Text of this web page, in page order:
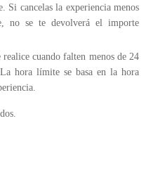
Si cancelas la experiencia menos
no se te devolverá el importe
cuando falten menos de 24
hora límite se basa en la hora